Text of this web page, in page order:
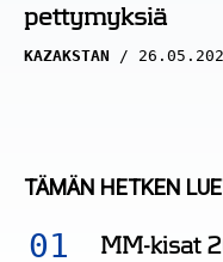
pettymyksiä
KAZAKSTAN
TÄMÄN HETKEN
MM-kisat